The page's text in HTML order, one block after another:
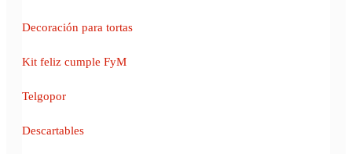
Decoración para tortas
Kit feliz cumple FyM
Telgopor
Descartables